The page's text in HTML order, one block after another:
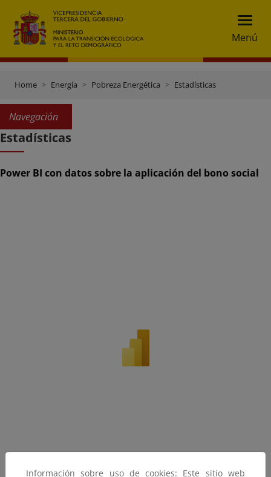
Menú
Home Energía Pobreza Energética Estadísticas
Navegación
Estadísticas
Power BI con datos sobre la aplicación del bono social
Información sobre uso de cookies: Este sitio web